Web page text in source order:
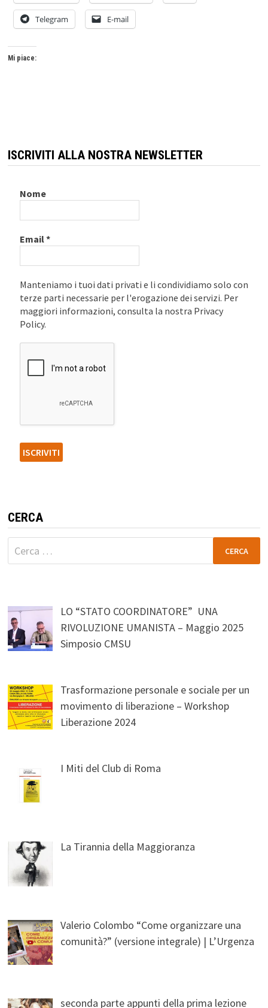
Telegram E-mail
Mi piace:
ISCRIVITI ALLA NOSTRA NEWSLETTER
Nome
Email*
Manteniamo i tuoi dati privati e li condividiamo solo con
terze parti necessarie per l'erogazione dei servizi. Per
maggiori informazioni, consulta la nostra Privacy
Policy.
CERCA
Ricerca
per:
LO “STATO COORDINATORE” UNA
RIVOLUZIONE UMANISTA – Maggio 2025
Simposio CMSU
Trasformazione personale e sociale per un
movimento di liberazione – Workshop
Liberazione 2024
I Miti del Club di Roma
La Tirannia della Maggioranza
Valerio Colombo “Come organizzare una
comunità?” (versione integrale) | L’Urgenza
seconda parte appunti della prima lezione